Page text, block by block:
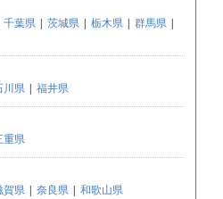
千葉県 | 茨城県 | 栃木県 | 群馬県 |
川県 | 福井県
重県
賀県 | 奈良県 | 和歌山県